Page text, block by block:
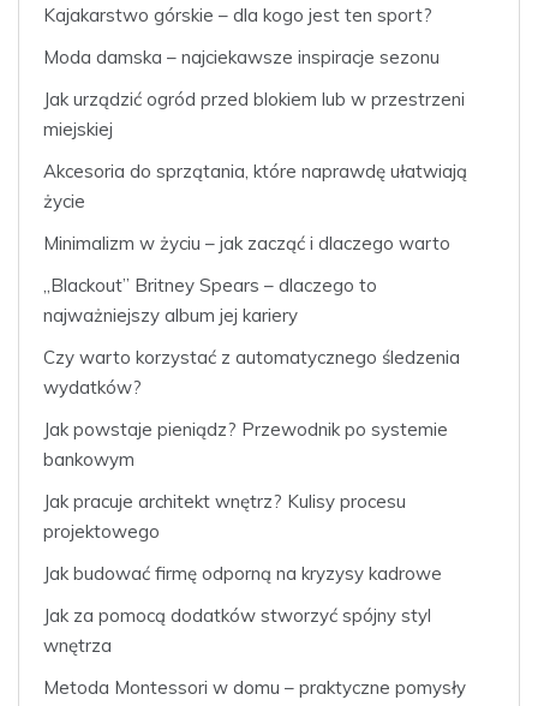
Kajakarstwo górskie – dla kogo jest ten sport?
Moda damska – najciekawsze inspiracje sezonu
Jak urządzić ogród przed blokiem lub w przestrzeni
miejskiej
Akcesoria do sprzątania, które naprawdę ułatwiają
życie
Minimalizm w życiu – jak zacząć i dlaczego warto
„Blackout” Britney Spears – dlaczego to
najważniejszy album jej kariery
Czy warto korzystać z automatycznego śledzenia
wydatków?
Jak powstaje pieniądz? Przewodnik po systemie
bankowym
Jak pracuje architekt wnętrz? Kulisy procesu
projektowego
Jak budować firmę odporną na kryzysy kadrowe
Jak za pomocą dodatków stworzyć spójny styl
wnętrza
Metoda Montessori w domu – praktyczne pomysły